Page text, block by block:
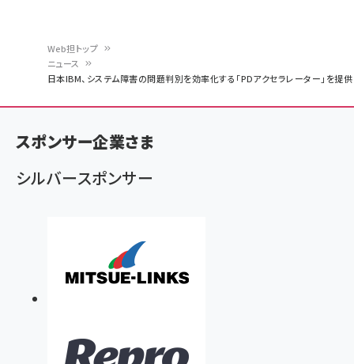
ン
く
ず
Web担トップ
ニュース
日本IBM、システム障害の問題判別を効率化する「PDアクセラレーター」を提供
スポンサー企業さま
シルバースポンサー